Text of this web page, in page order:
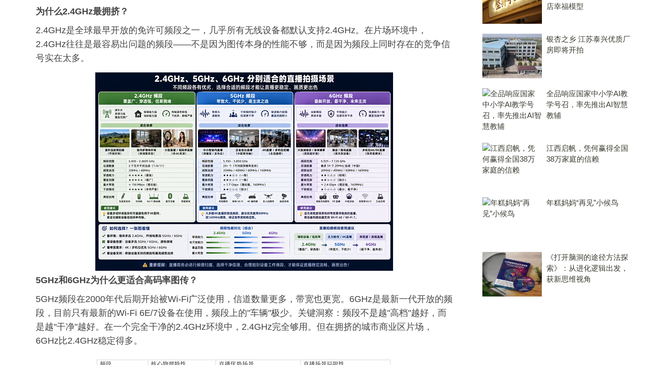
为什么2.4GHz最拥挤？
2.4GHz是全球最早开放的免许可频段之一，几乎所有无线设备都默认支持2.4GHz。在片场环境中，
2.4GHz往往是最容易出问题的频段——不是因为图传本身的性能不够，而是因为频段上同时存在的竞争信
号实在太多。
5GHz和6GHz为什么更适合高码率图传？
5GHz频段在2000年代后期开始被Wi-Fi广泛使用，信道数量更多，带宽也更宽。6GHz是最新一代开放的频
段，目前只有最新的Wi-Fi 6E/7设备在使用，频段上的"车辆"极少。关键洞察：频段不是越"高档"越好，而
是越"干净"越好。在一个完全干净的2.4GHz环境中，2.4GHz完全够用。但在拥挤的城市商业区片场，
6GHz比2.4GHz稳定得多。
店幸福模型
银杏之乡 江苏泰兴优质厂
房即将开拍
全品响应国家中小学AI教
学号召，率先推出AI智慧
教辅
江西启帆，凭何赢得全国
38万家庭的信赖
年糕妈妈“再见”小候鸟
《打开脑洞的途径方法探
索》：从进化逻辑出发，
获新思维视角